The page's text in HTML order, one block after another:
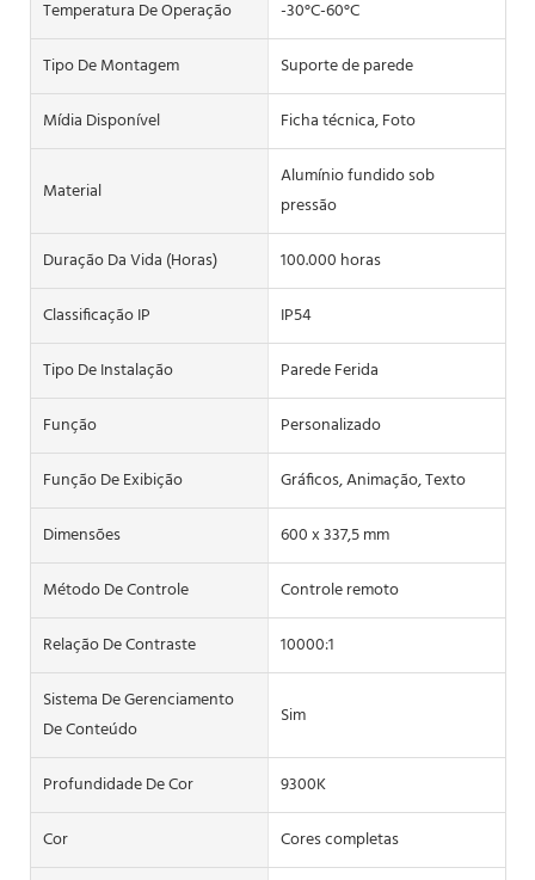
Temperatura De Operação
-30°C-60°C
Tipo De Montagem
Suporte de parede
Mídia Disponível
Ficha técnica, Foto
Material
Alumínio fundido sob
pressão
Duração Da Vida (horas)
100.000 horas
Classificação IP
IP54
Tipo De Instalação
Parede Ferida
Função
Personalizado
Função De Exibição
Gráficos, Animação, Texto
Dimensões
600 x 337,5 mm
Método De Controle
Controle remoto
Relação De Contraste
10000:1
Sistema De Gerenciamento
De Conteúdo
Sim
Profundidade De Cor
9300K
Cor
Cores completas